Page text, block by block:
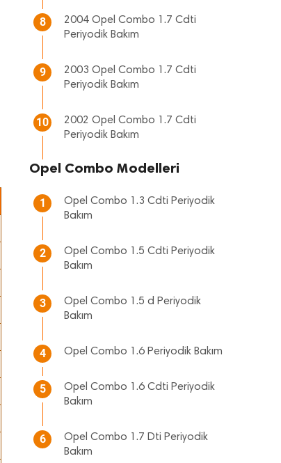
8
2004 Opel Combo 1.7 Cdti
Periyodik Bakım
9
2003 Opel Combo 1.7 Cdti
Periyodik Bakım
10
2002 Opel Combo 1.7 Cdti
Periyodik Bakım
Opel Combo Modelleri
1
Opel Combo 1.3 Cdti Periyodik
Bakım
2
Opel Combo 1.5 Cdti Periyodik
Bakım
3
Opel Combo 1.5 d Periyodik
Bakım
4 Opel Combo 1.6 Periyodik Bakım
5
Opel Combo 1.6 Cdti Periyodik
Bakım
6
Opel Combo 1.7 Dti Periyodik
Bakım